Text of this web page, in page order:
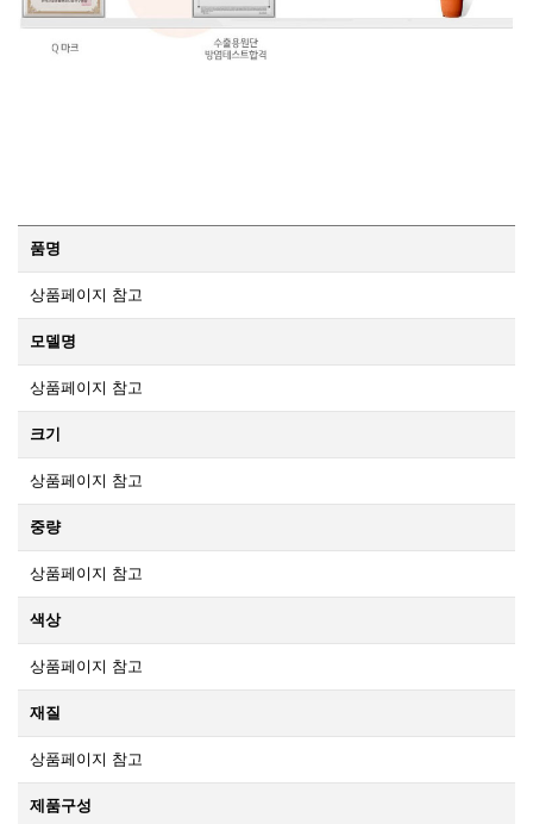
품명
상품페이지 참고
모델명
상품페이지 참고
크기
상품페이지 참고
중량
상품페이지 참고
색상
상품페이지 참고
재질
상품페이지 참고
제품구성